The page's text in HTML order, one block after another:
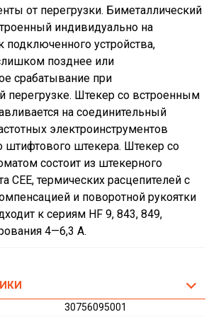
от перегрузки. Биметаллический
индивидуально на
устройства,
позднее или
срабатывание при
перегрузке. Штекер со встроенным
на соединительный
электроинструментов
штифтового штекера. Штекер со
состоит из штекерного
CEE, термических расцепителей с
и поворотной рукоятки
к сериям HF 9, 843, 849,
4—6,3 А.
30756095001